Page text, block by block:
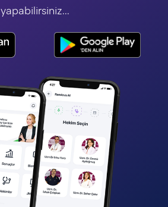
yapabilirsiniz...